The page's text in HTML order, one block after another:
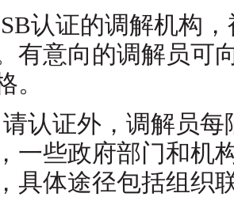
认证的调解机构
有意向的调解员可
。
请认证外，调解员
一些政府部门和机
具体途径包括组织